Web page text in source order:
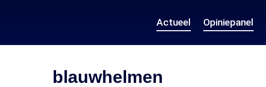
Actueel Opiniepanel
blauwhelmen